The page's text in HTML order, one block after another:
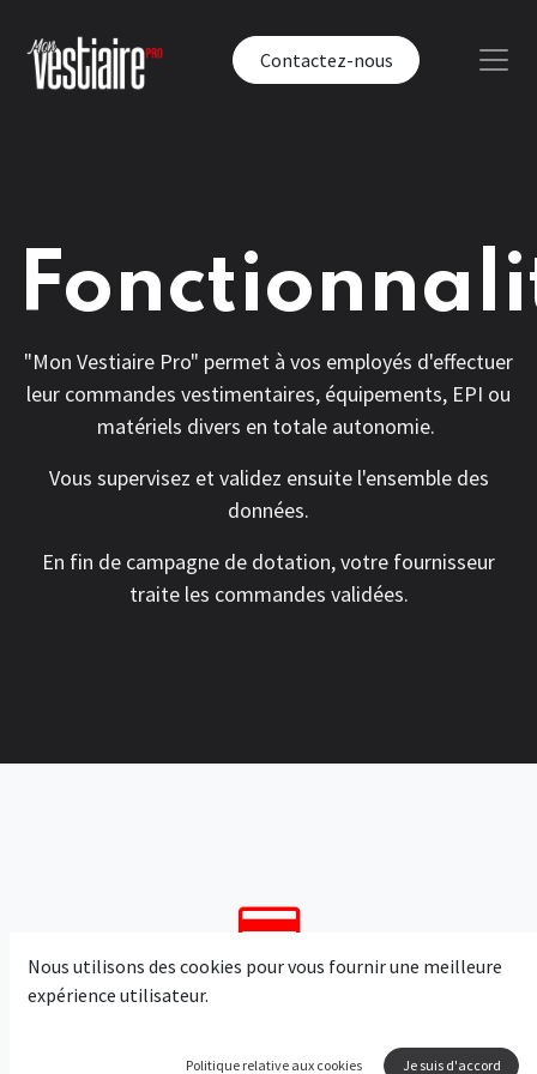
Contactez-nous
"Mon Vestiaire Pro" permet à vos employés d'effectuer
leur commandes vestimentaires, équipements, EPI ou
matériels divers en totale autonomie.
Vous supervisez et validez ensuite l'ensemble des
données.
En fin de campagne de dotation, votre fournisseur
traite les commandes validées.
Vous administrez les points
Nous utilisons des cookies pour vous fournir une meilleure
expérience utilisateur.
Politique relative aux cookies Je suis d'accord